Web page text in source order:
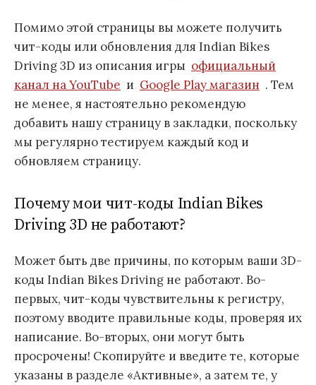
Помимо этой страницы вы можете получить
чит-коды или обновления для Indian Bikes
Driving 3D из описания игры официальный
канал на YouTube и Google Play магазин . Тем
не менее, я настоятельно рекомендую
добавить нашу страницу в закладки, поскольку
мы регулярно тестируем каждый код и
обновляем страницу.
Почему мои чит-коды Indian Bikes
Driving 3D не работают?
Может быть две причины, по которым ваши 3D-
коды Indian Bikes Driving не работают. Во-
первых, чит-коды чувствительны к регистру,
поэтому вводите правильные коды, проверяя их
написание. Во-вторых, они могут быть
просрочены! Скопируйте и введите те, которые
указаны в разделе «Активные», а затем те, у